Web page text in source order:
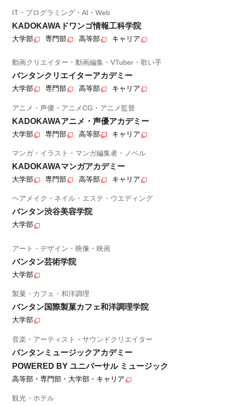
IT・プログラミング・AI・Web
KADOKAWAドワンゴ情報工科学院
大学部 専門部 高等部 キャリア
動画クリエイター・動画編集・VTuber・歌い手
バンタンクリエイターアカデミー
大学部 専門部 高等部 キャリア
アニメ・声優・アニメCG・アニメ監督
KADOKAWAアニメ・声優アカデミー
大学部 専門部 高等部 キャリア
マンガ・イラスト・マンガ編集者・ノベル
KADOKAWAマンガアカデミー
大学部 専門部 高等部 キャリア
ヘアメイク・ネイル・エステ・ウエディング
バンタン渋谷美容学院
大学部
アート・デザイン・映像・映画
バンタン芸術学院
大学部
製菓・カフェ・和洋調理
バンタン国際製菓カフェ和洋調理学院
大学部
音楽・アーティスト・サウンドクリエイター
バンタンミュージックアカデミー
POWERED BY ユニバーサル ミュージック
高等部・専門部・大学部・キャリア
観光・ホテル